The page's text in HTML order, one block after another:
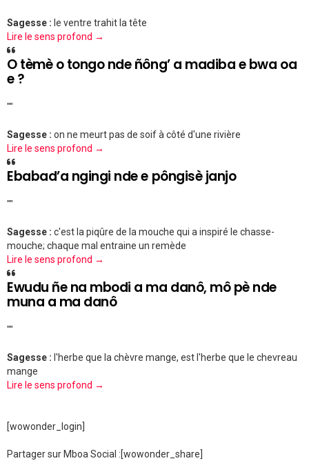
Sagesse : le ventre trahit la tête
Lire le sens profond →
O tèmè o tongo nde ñông’ a madiba e bwa oa
e ?
""
Sagesse : on ne meurt pas de soif à côté d'une rivière
Lire le sens profond →
Ebabad’a ngingi nde e pôngisè janjo
""
Sagesse : c'est la piqûre de la mouche qui a inspiré le chasse-
mouche; chaque mal entraine un remède
Lire le sens profond →
Ewudu ñe na mbodi a ma danô, mô pè nde
muna a ma danô
""
Sagesse : l'herbe que la chèvre mange, est l'herbe que le chevreau
mange
Lire le sens profond →
[wowonder_login]
Partager sur Mboa Social :[wowonder_share]